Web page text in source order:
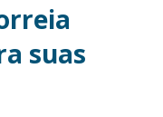
suas